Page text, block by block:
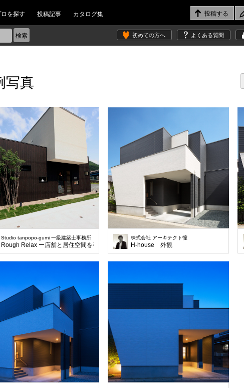
ロを探す 投稿記事 カタログ集
初めての方へ よくある質問
写真
Studio tanpopo-gumi 一級建築士事務所
Rough Relax ー店舗と居住空間を半階ずらし庭に開くー
株式会社 アーキテクト憧
H-house 外観